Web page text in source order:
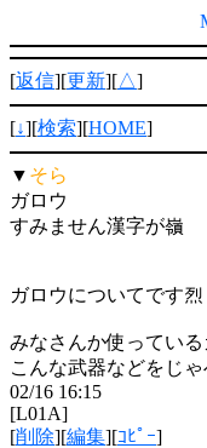
[返信][更新][△]
[↓][検索][HOME]
▼ そら
ガロウ
すみません漢字が嶺
ガロウについてです烈
みなさんか使ってい
こんな武器などをじ
02/16 16:15
[L01A]
[削除][編集][ｺﾋﾟｰ]